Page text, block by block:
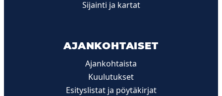
Sijainti ja kartat
AJANKOHTAISET
Ajankohtaista
Kuulutukset
Esityslistat ja pöytäkirjat